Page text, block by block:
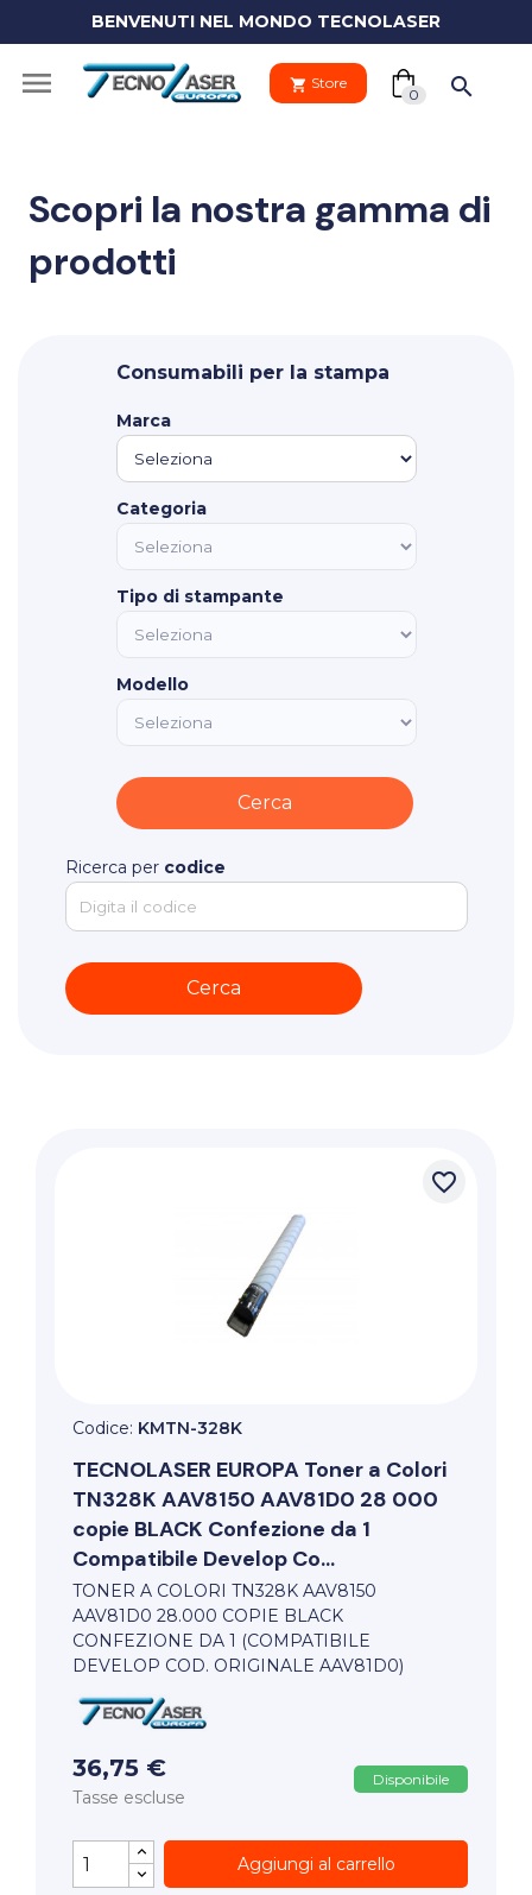
BENVENUTI NEL MONDO TECNOLASER
shopping_cart Store
0
empty.
search
shopping_cart
Scopri la nostra gamma di
prodotti
Consumabili per la stampa
Marca
Categoria
Tipo di stampante
Modello
Ricerca per codice
favorite_border
Codice: KMTN-328K
TECNOLASER EUROPA Toner a Colori
TN328K AAV8150 AAV81D0 28 000
copie BLACK Confezione da 1
Compatibile Develop Co...
TONER A COLORI TN328K AAV8150
AAV81D0 28.000 COPIE BLACK
CONFEZIONE DA 1 (COMPATIBILE
DEVELOP COD. ORIGINALE AAV81D0)
36,75 €
Tasse escluse
Disponibile
Aggiungi al carrello